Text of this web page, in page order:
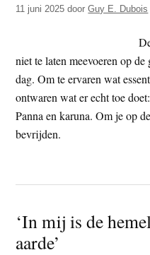
11 juni 2025 doorGuy E. Dubois
niet te laten meevoeren op
dag. Om te ervaren wat
ontwaren wat er echt toe
Panna en karuna. Om je op
bevrijden.
‘In mij is de
aarde’